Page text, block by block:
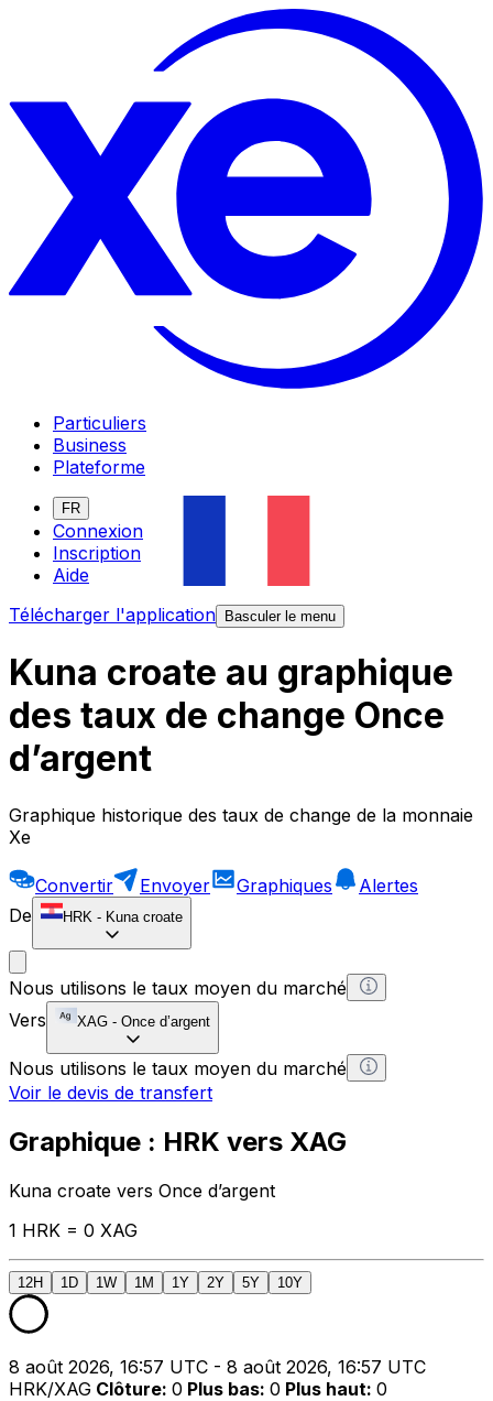
Particuliers
Business
Plateforme
FR
Connexion
Inscription
Aide
Télécharger l'application
Basculer le menu
Kuna croate au graphique
des taux de change Once
d’argent
Graphique historique des taux de change de la monnaie
Xe
Convertir Envoyer Graphiques
Alertes
De
HRK - Kuna croate
Nous utilisons le taux moyen du marché
Vers
XAG - Once d’argent
Nous utilisons le taux moyen du marché
Voir le devis de transfert
Graphique : HRK vers XAG
Kuna croate vers Once d’argent
1 HRK = 0 XAG
12H 1D 1W 1M 1Y 2Y 5Y 10Y
8 août 2026, 16:57 UTC - 8 août 2026, 16:57 UTC
HRK/XAG Clôture: 0 Plus bas: 0 Plus haut: 0